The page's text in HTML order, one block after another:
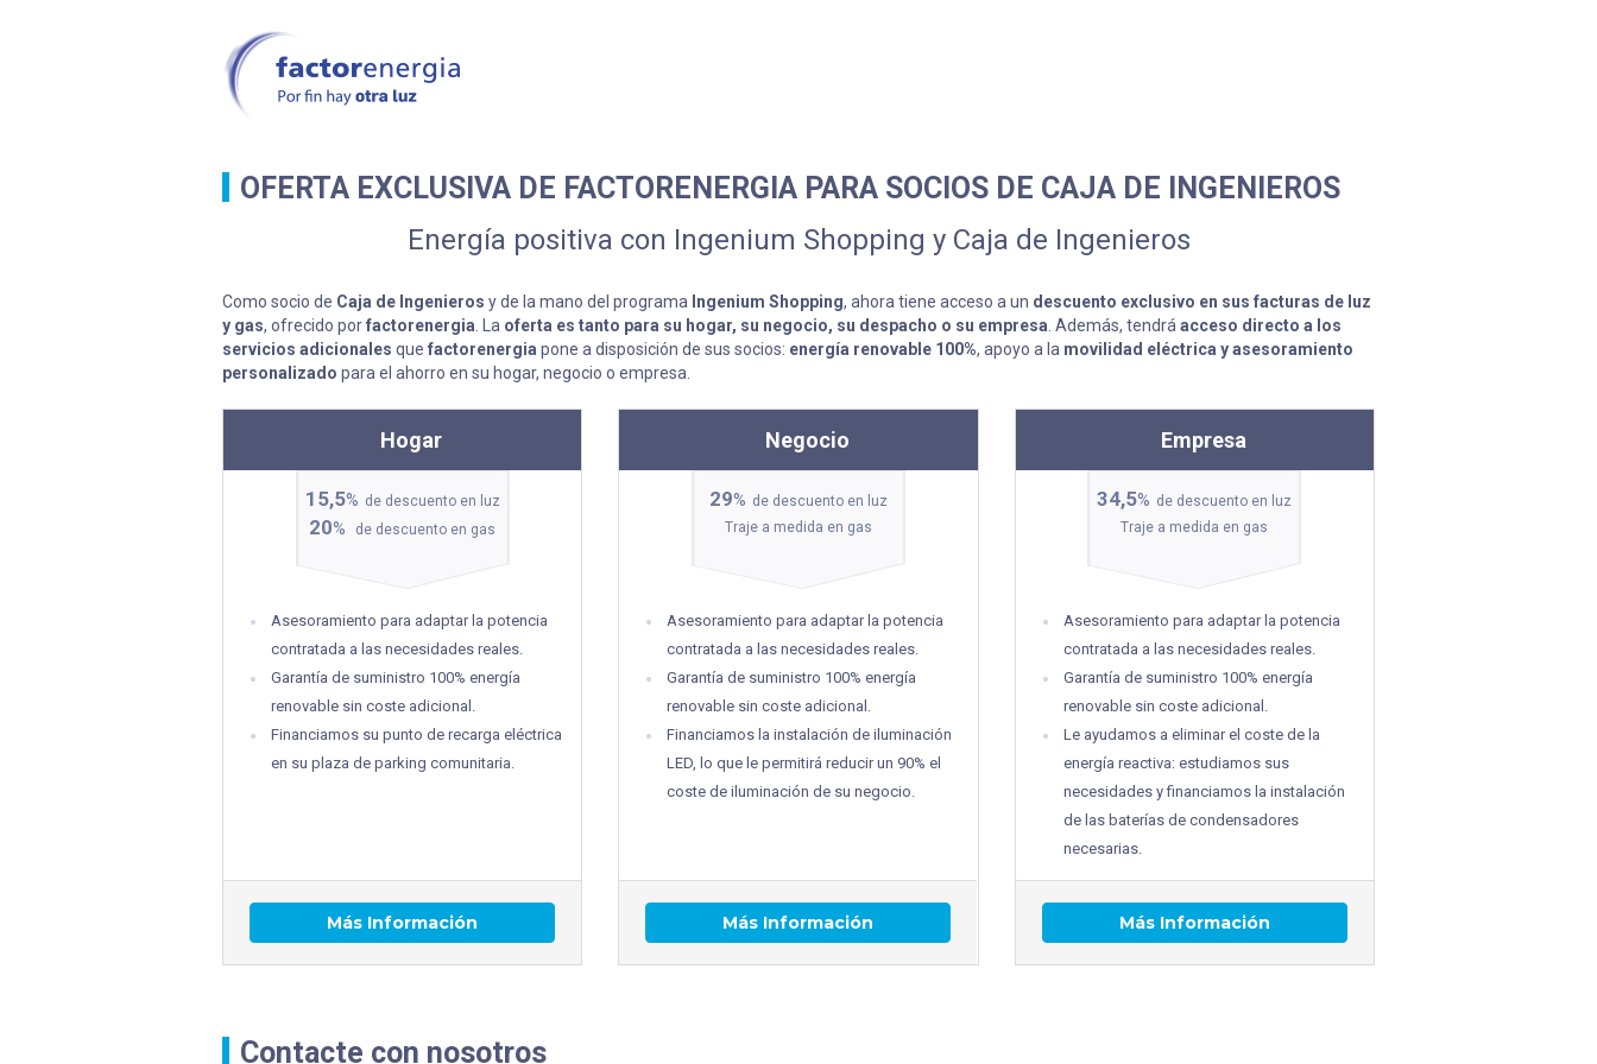
OFERTA EXCLUSIVA DE FACTORENERGIA PARA SOCIOS DE CAJA DE INGENIEROS
Energía positiva con Ingenium Shopping y Caja de Ingenieros
Como socio de Caja de Ingenieros y de la mano del programa Ingenium Shopping, ahora tiene acceso a un descuento exclusivo en sus facturas de luz
y gas, ofrecido porfactorenergia . La oferta es tanto para su hogar, su negocio, su despacho o su empresa . Además, tendrá acceso directo a los
servicios adicionales que factorenergia pone a disposición de sus socios: energía renovable 100%, apoyo a la movilidad eléctrica y asesoramiento
personalizado para el ahorro en su hogar, negocio o empresa.
Hogar
15,5% de descuento en luz
20% de descuento en gas
Asesoramiento para adaptar la potencia
contratada a las necesidades reales.
Garantía de suministro 100% energía
renovable sin coste adicional.
Financiamos su punto de recarga eléctrica
en su plaza de parking comunitaria.
Más Información
Negocio
29% de descuento en luz
Traje a medida en gas
Asesoramiento para adaptar la potencia
contratada a las necesidades reales.
Garantía de suministro 100% energía
renovable sin coste adicional.
Financiamos la instalación de iluminación
LED, lo que le permitirá reducir un 90% el
coste de iluminación de su negocio.
Más Información
Empresa
34,5% de descuento en luz
Traje a medida en gas
Asesoramiento para adaptar la potencia
contratada a las necesidades reales.
Garantía de suministro 100% energía
renovable sin coste adicional.
Le ayudamos a eliminar el coste de la
energía reactiva: estudiamos sus
necesidades y financiamos la instalación
de las baterías de condensadores
necesarias.
Más Información
Contacte con nosotros